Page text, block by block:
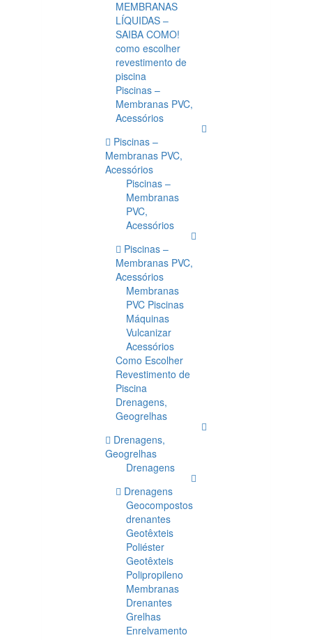
MEMBRANAS
LÍQUIDAS –
SAIBA COMO!
como escolher
revestimento de
piscina
Piscinas –
Membranas PVC,
Acessórios
Piscinas –
Membranas PVC,
Acessórios
Piscinas –
Membranas
PVC,
Acessórios
Piscinas –
Membranas PVC,
Acessórios
Membranas
PVC Piscinas
Máquinas
Vulcanizar
Acessórios
Como Escolher
Revestimento de
Piscina
Drenagens,
Geogrelhas
Drenagens,
Geogrelhas
Drenagens
Drenagens
Geocompostos
drenantes
Geotêxteis
Poliéster
Geotêxteis
Polipropileno
Membranas
Drenantes
Grelhas
Enrelvamento